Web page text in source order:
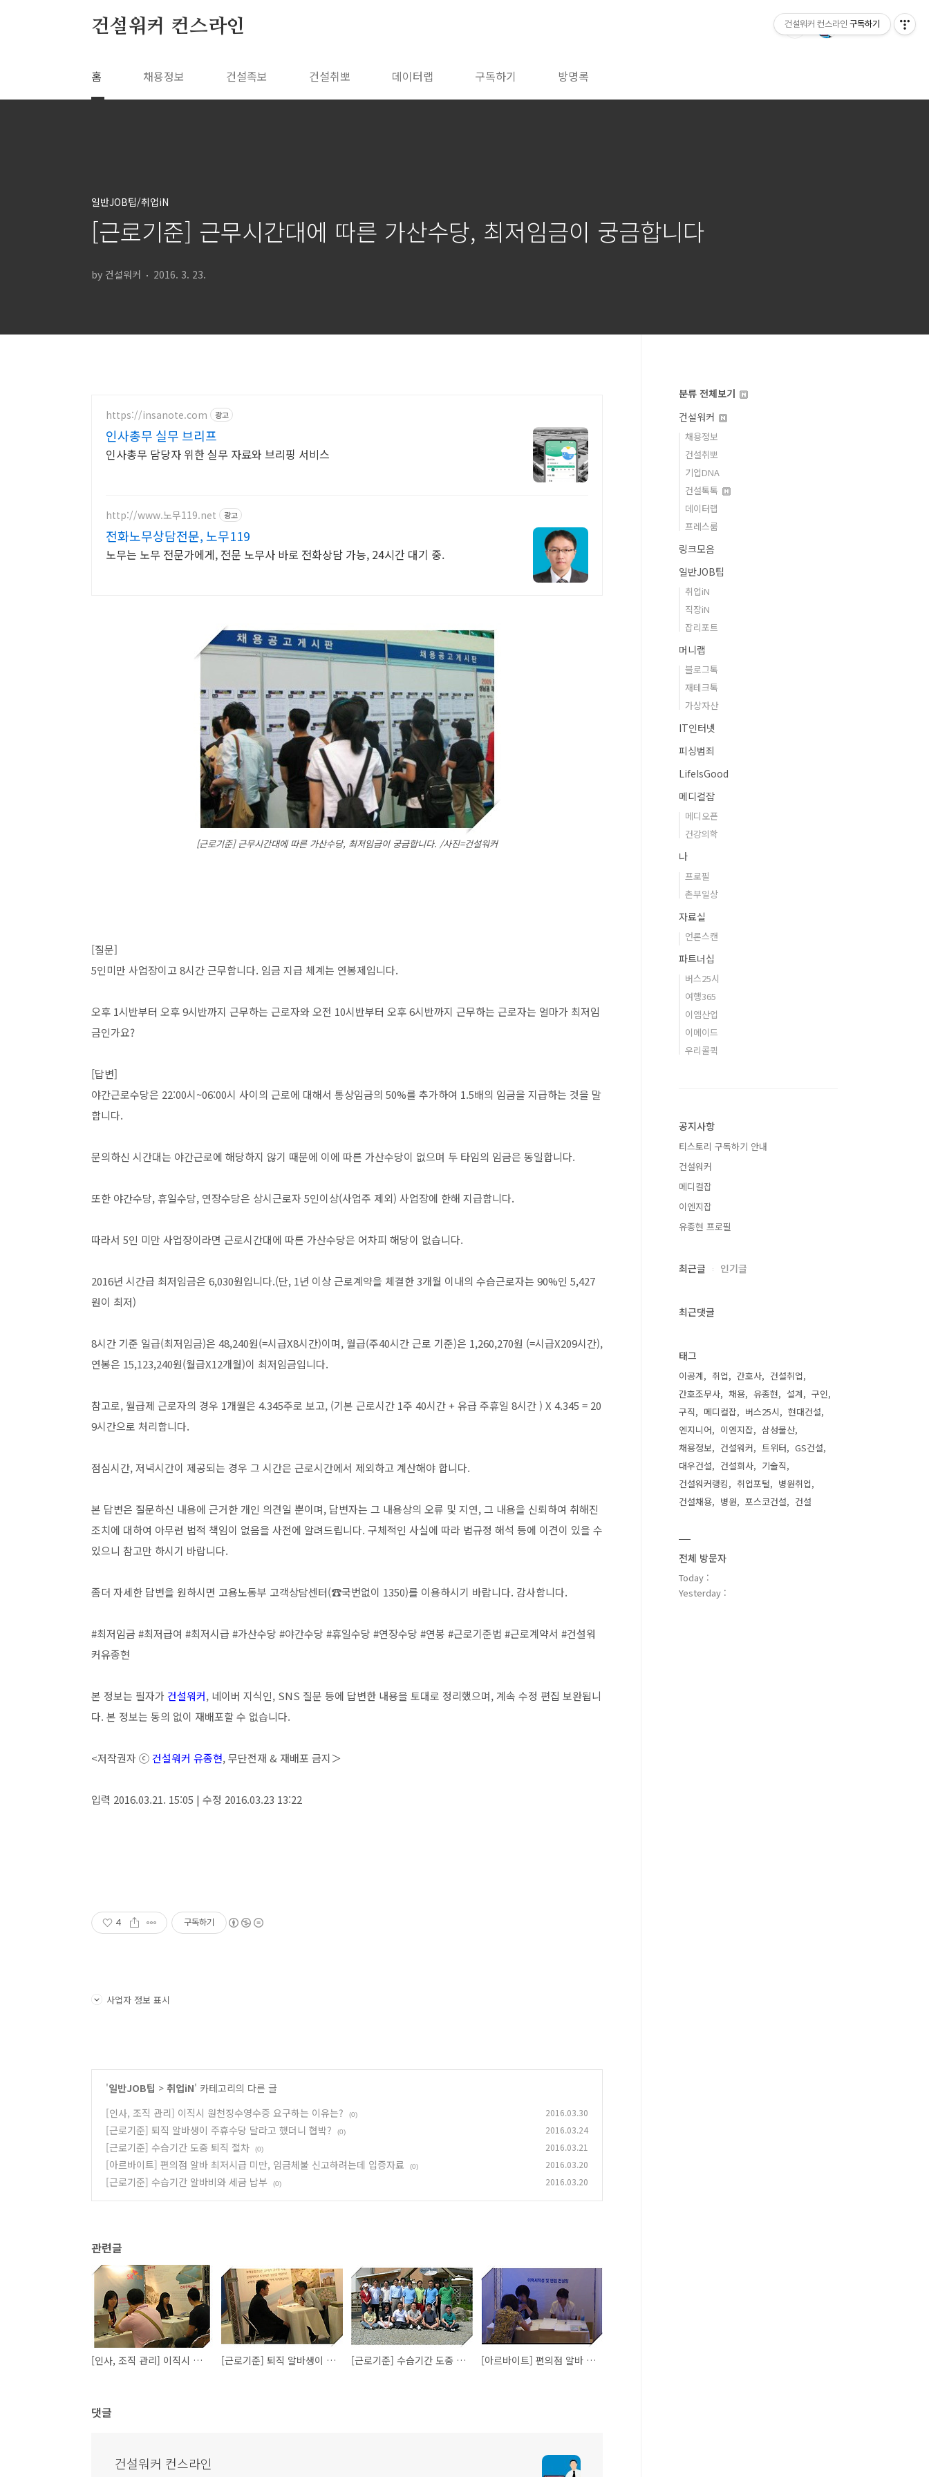
건설워커 컨스라인
홈 채용정보 건설족보 건설취뽀 데이터랩 구독하기 방명록
일반JOB팁/취업iN
[근로기준] 근무시간대에 따른 가산수당, 최저임금이 궁금합니다
by 건설워커 2016. 3. 23.
https://insanote.com 광고
인사총무 실무 브리프
인사총무 담당자 위한 실무 자료와 브리핑 서비스
http://www.노무119.net 광고
전화노무상담전문, 노무119
노무는 노무 전문가에게, 전문 노무사 바로 전화상담 가능, 24시간 대기 중.
[근로기준] 근무시간대에 따른 가산수당, 최저임금이 궁금합니다. /사진=건설워커
[질문]
5인미만 사업장이고 8시간 근무합니다. 임금 지급 체계는 연봉제입니다.
오후 1시반부터 오후 9시반까지 근무하는 근로자와 오전 10시반부터 오후 6시반까지 근무하는 근로자는 얼마가 최저임
금인가요?
[답변]
야간근로수당은 22:00시~06:00시 사이의 근로에 대해서 통상임금의 50%를 추가하여 1.5배의 임금을 지급하는 것을 말
합니다.
문의하신 시간대는 야간근로에 해당하지 않기 때문에 이에 따른 가산수당이 없으며 두 타임의 임금은 동일합니다.
또한 야간수당, 휴일수당, 연장수당은 상시근로자 5인이상(사업주 제외) 사업장에 한해 지급합니다.
따라서 5인 미만 사업장이라면 근로시간대에 따른 가산수당은 어차피 해당이 없습니다.
2016년 시간급 최저임금은 6,030원입니다.(단, 1년 이상 근로계약을 체결한 3개월 이내의 수습근로자는 90%인 5,427
원이 최저)
8시간 기준 일급(최저임금)은 48,240원(=시급X8시간)이며, 월급(주40시간 근로 기준)은 1,260,270원 (=시급X209시간),
연봉은 15,123,240원(월급X12개월)이 최저임금입니다.
참고로, 월급제 근로자의 경우 1개월은 4.345주로 보고, (기본 근로시간 1주 40시간 + 유급 주휴일 8시간 ) X 4.345 = 20
9시간으로 처리합니다.
점심시간, 저녁시간이 제공되는 경우 그 시간은 근로시간에서 제외하고 계산해야 합니다.
본 답변은 질문하신 내용에 근거한 개인 의견일 뿐이며, 답변자는 그 내용상의 오류 및 지연, 그 내용을 신뢰하여 취해진
조치에 대하여 아무런 법적 책임이 없음을 사전에 알려드립니다. 구체적인 사실에 따라 법규정 해석 등에 이견이 있을 수
있으니 참고만 하시기 바랍니다.
좀더 자세한 답변을 원하시면 고용노동부 고객상담센터(☎국번없이 1350)를 이용하시기 바랍니다. 감사합니다.
#최저임금 #최저급여 #최저시급 #가산수당 #야간수당 #휴일수당 #연장수당 #연봉 #근로기준법 #근로계약서 #건설워
커유종현
본 정보는 필자가건설워커, 네이버 지식인, SNS 질문 등에 답변한 내용을 토대로 정리했으며, 계속 수정 편집 보완됩니
다. 본 정보는 동의 없이 재배포할 수 없습니다.
<저작권자 ⓒ건설워커 유종현, 무단전재 & 재배포 금지＞
입력 2016.03.21. 15:05 | 수정 2016.03.23 13:22
4 구독하기
사업자 정보 표시
'일반JOB팁 > 취업iN' 카테고리의 다른 글
[인사, 조직 관리] 이직시 원천징수영수증 요구하는 이유는?
(0) 2016.03.30
[근로기준] 퇴직 알바생이 주휴수당 달라고 했더니 협박? (0) 2016.03.24
[근로기준] 수습기간 도중 퇴직 절차 (0) 2016.03.21
[아르바이트] 편의점 알바 최저시급 미만, 임금체불 신고하려는데 입증자료 (0) 2016.03.20
[근로기준] 수습기간 알바비와 세금 납부 (0) 2016.03.20
관련글
[인사, 조직 관리] 이직시 원천징수영수증 요구하는 이유는? [근로기준] 퇴직 알바생이 주휴수당 달라고 했더니 협박? [근로기준] 수습기간 도중 퇴직 절차 [아르바이트] 편의점 알바 최저시급 미만, 임금체불 신고하려는데 입증자료
댓글
건설워커 컨스라인
분류 전체보기
건설워커
채용정보
건설취뽀
기업DNA
건설톡톡
데이터랩
프레스룸
링크모음
일반JOB팁
취업iN
직장iN
잡리포트
머니랩
블로그톡
재테크톡
가상자산
IT인터넷
피싱범죄
LifeIsGood
메디컬잡
메디오픈
건강의학
나
프로필
촌부일상
자료실
언론스캔
파트너십
버스25시
여행365
이엠산업
이메이드
우리콜퀵
공지사항
티스토리 구독하기 안내
건설워커
메디컬잡
이엔지잡
유종현 프로필
최근글 인기글
최근댓글
태그
이공계 취업 간호사
건설취업
간호조무사
채용 유종현 설계
구인
구직
메디컬잡 버스25시
현대건설
엔지니어
이엔지잡
삼성물산
채용정보
건설워커 트위터
GS건설
대우건설
건설회사
기술직
건설워커랭킹
취업포털
병원취업
건설채용
병원 포스코건설 건설
전체 방문자
Today :
Yesterday :
건설워커 컨스라인 구독하기